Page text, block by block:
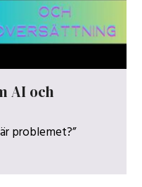
AI och
problemet?”